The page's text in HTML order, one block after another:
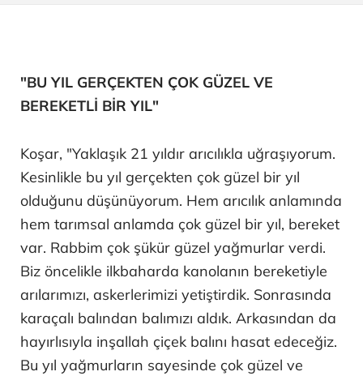
"BU YIL GERÇEKTEN ÇOK GÜZEL VE
BEREKETLİ BİR YIL"
Koşar, "Yaklaşık 21 yıldır arıcılıkla uğraşıyorum.
Kesinlikle bu yıl gerçekten çok güzel bir yıl
olduğunu düşünüyorum. Hem arıcılık anlamında
hem tarımsal anlamda çok güzel bir yıl, bereket
var. Rabbim çok şükür güzel yağmurlar verdi.
Biz öncelikle ilkbaharda kanolanın bereketiyle
arılarımızı, askerlerimizi yetiştirdik. Sonrasında
karaçalı balından balımızı aldık. Arkasından da
hayırlısıyla inşallah çiçek balını hasat edeceğiz.
Bu yıl yağmurların sayesinde çok güzel ve